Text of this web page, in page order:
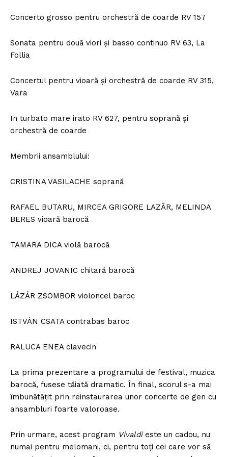
Concerto grosso pentru orchestră de coarde RV 157
Sonata pentru două viori și basso continuo RV 63, La
Follia
Concertul pentru vioară și orchestră de coarde RV 315,
Vara
In turbato mare irato RV 627, pentru soprană și
orchestră de coarde
Membrii ansamblului:
CRISTINA VASILACHE soprană
RAFAEL BUTARU, MIRCEA GRIGORE LAZĂR, MELINDA
BERES vioară barocă
TAMARA DICA violă barocă
ANDREJ JOVANIC chitară barocă
LÁZÁR ZSOMBOR violoncel baroc
ISTVÁN CSATA contrabas baroc
RALUCA ENEA clavecin
La prima prezentare a programului de festival, muzica
barocă, fusese tăiată dramatic. În final, scorul s-a mai
îmbunătățit prin reinstaurarea unor concerte de gen cu
ansambluri foarte valoroase.
Prin urmare, acest program Vivaldieste un cadou, nu
numai pentru melomani, ci, pentru toți cei care vor să